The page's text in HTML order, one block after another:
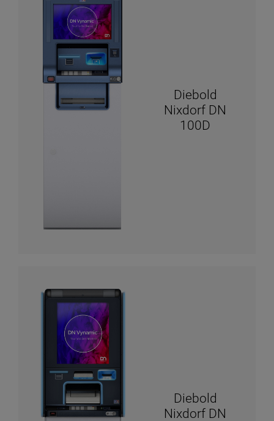
Diebold
Nixdorf DN
100D
Diebold
Nixdorf DN